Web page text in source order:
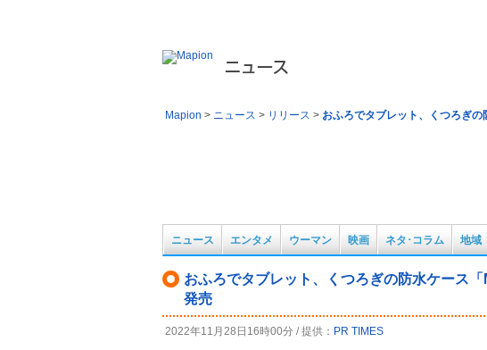
Mapion > ニュース > リリース > おふろでタブレット、くつろぎ
ニュース エンタメ ウーマン 映画 ネタ･コラム 地域
おふろでタブレット、くつろぎの防水ケース
発売
2022年11月28日16時00分 / 提供： PR TIMES